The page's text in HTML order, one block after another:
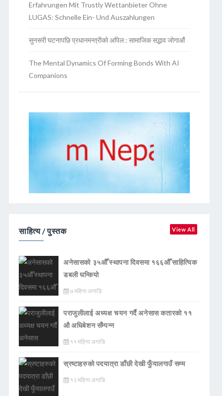
Erfahrungen Mit Trustly Wettanbieter Ohne
LUGAS: Schnelle Ein- Und Auszahlungen
सुनसरी घटनापछि प्रधानमन्त्रीको अपिल : सामाजिक सद्भाव जोगाऔं
The Mental Dynamics Of Forming Bonds With AI
Companions
साहित्य / पुस्तक View All
अनेसासको ३५औँ स्थापना दिवसमा १६६औँ साहित्यिक
डबली घन्कियाे
७ महिना अगाडि
पराजुलीलाई अध्यक्ष चयन गर्दै अनेसास कतारको ११
औ अधिबेशन सँम्पन्न
११ महिना अगाडि
स्रष्टाहरुको पदयात्रा डाँछी देखी फुँयालगाउँ सम्म
१२ महिना अगाडि